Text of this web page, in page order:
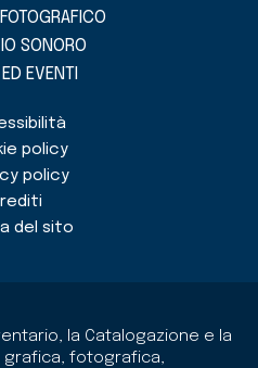
SONORO
EVENTI
policy
policy
del sito
la Catalogazione e la
grafica, fotografica,